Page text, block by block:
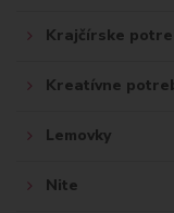
Krajčírske
Kreatívne
Lemovky
Nite